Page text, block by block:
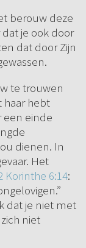
berouw deze
je ook door
dat door Zijn
te trouwen
haar hebt
een einde
dienen. In
Het
Korinthe 6:14:
dat je niet met
niet